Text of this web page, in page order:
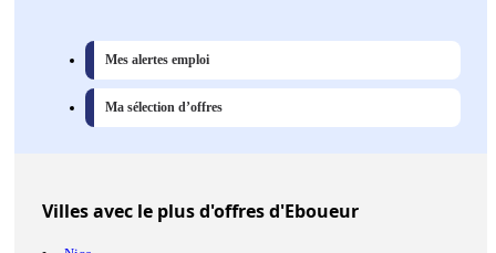
Mes alertes emploi
Ma sélection d’offres
Villesavec le plus d'offres d'Eboueur